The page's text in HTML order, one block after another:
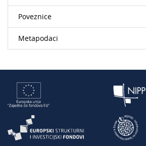
Poveznice
Metapodaci